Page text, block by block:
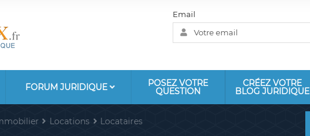
Email
FORUM JURIDIQUE POSEZ VOTRE
QUESTION
CRÉEZ VOTRE
BLOG JURIDIQUE
Locations Locataires